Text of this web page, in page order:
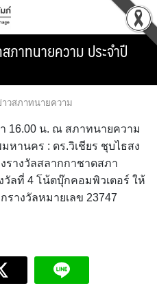
ภาทนายความ ประจำปี
วสภาทนายความ
16.00 น. ณ สภาทนายความ
หานคร : ดร.วิเชียร ชุบไธสง
างวัลสลากกาชาดสภา
วัลที่ 4 โน้ตบุ๊กคอมพิวเตอร์ ให้
รางวัลหมายเลข 23747